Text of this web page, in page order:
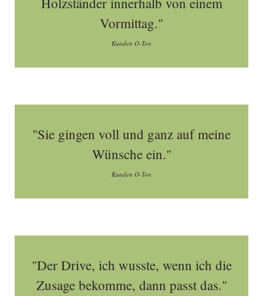
Vormittag."
Kunden O-Ton
"Sie gingen voll und ganz auf meine
Wünsche ein."
Kunden O-Ton
"Der Drive, ich wusste, wenn ich die
Zusage bekomme, dann passt das."